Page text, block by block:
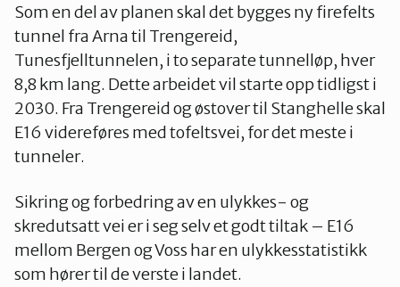
Som en del av planen skal det bygges ny firefelts
tunnel fra Arna til Trengereid,
Tunesfjelltunnelen, i to separate tunnelløp, hver
8,8 km lang. Dette arbeidet vil starte opp tidligst i
2030. Fra Trengereid og østover til Stanghelle skal
E16 videreføres med tofeltsvei, for det meste i
tunneler.
Sikring og forbedring av en ulykkes- og
skredutsatt vei er i seg selv et godt tiltak – E16
mellom Bergen og Voss har en ulykkesstatistikk
som hører til de verste i landet.